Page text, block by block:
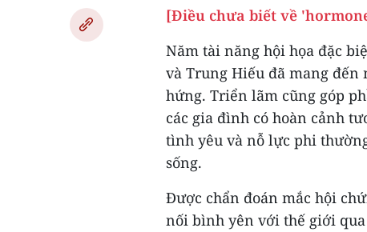
[Điều chưa biết về
Năm tài năng hội họa đặc
và Trung Hiếu đã mang đến
hứng. Triển lãm cũng góp
các gia đình có hoàn cảnh
tình yêu và nỗ lực phi
sống.
Được chẩn đoán mắc hội
nối bình yên với thế giới